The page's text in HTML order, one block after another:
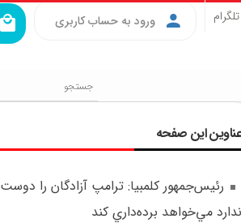
ورود به حساب کاربری تلگرام
عناوین این صفحه
رئيس‌جمهور کلمبيا: ترامپ آزادگان را دوست
ندارد مي‌خواهد برده‌داري کند